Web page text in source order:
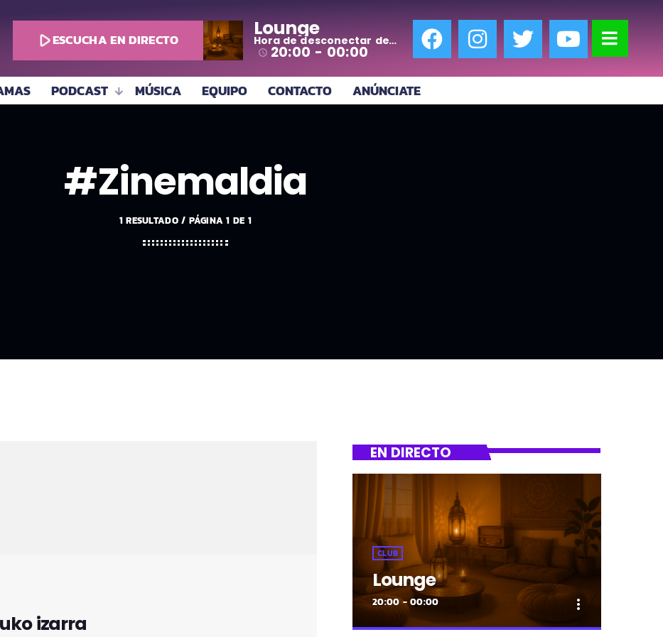
play_arrowESCUCHA EN DIRECTO Lounge
Hora de desconectar de
todo
access_time 20:00 - 00:00
PODCAST MÚSICA EQUIPO CONTACTO ANÚNCIATE
#Zinemaldia
1 RESULTADO / PÁGINA 1 DE 1
izarra
EN DIRECTO
CLUB
Lounge
20:00 - 00:00 more_vert